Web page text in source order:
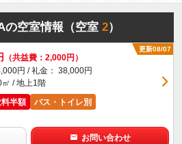
の空室情報（空室2）
更新08/07
（共益費：2,000円）
円 / 礼金： 38,000円
/ 地上1階
半額
バス・トイレ別
お問い合わせ